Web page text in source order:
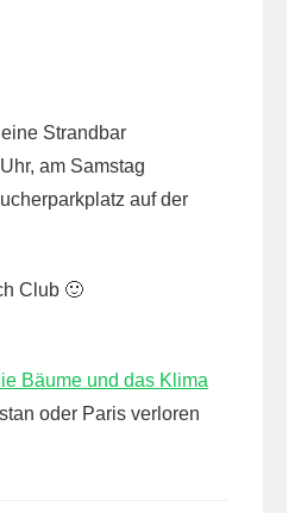
Strandbar
am Samstag
auf der
Club 🙂
Bäume und das Klima
oder Paris verloren